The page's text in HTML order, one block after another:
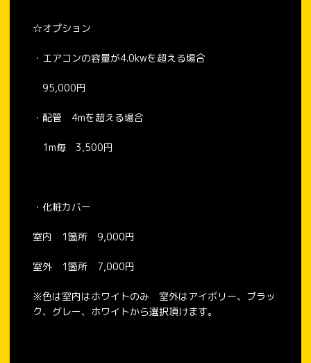
☆オプション
・エアコンの容量が4.0kwを超える場合
95,000円
・配管 4mを超える場合
1m毎 3,500円
・化粧カバー
室内 1箇所 9,000円
室外 1箇所 7,000円
※色は室内はホワイトのみ 室外はアイボリー、ブラッ
ク、グレー、ホワイトから選択頂けます。